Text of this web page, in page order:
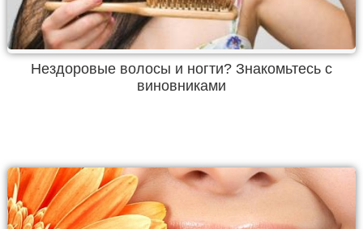
Нездоровые волосы и ногти? Знакомьтесь с
виновниками